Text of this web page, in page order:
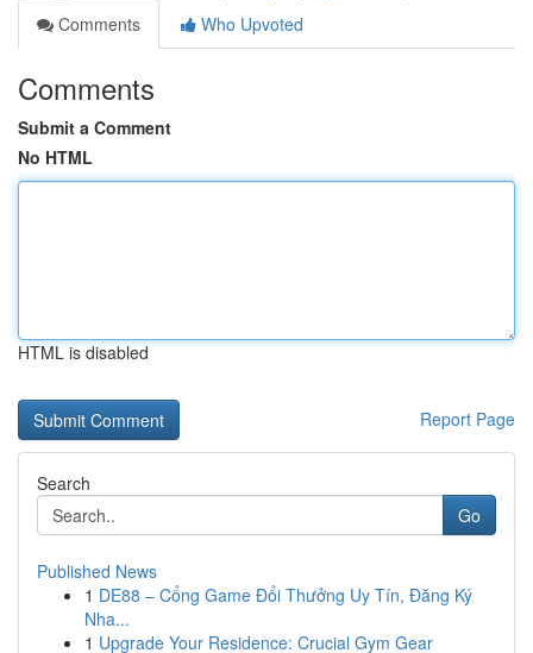
Comments
Who Upvoted
Comments
Submit a Comment
No HTML
HTML is disabled
Report Page
Search
Go
Published News
1 DE88 – Cổng Game Đổi Thưởng Uy Tín, Đăng Ký
Nha...
1 Upgrade Your Residence: Crucial Gym Gear